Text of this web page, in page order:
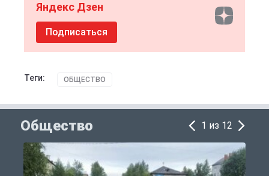
Яндекс Дзен
Подписаться
Теги: ОБЩЕСТВО
Общество 1 из 12